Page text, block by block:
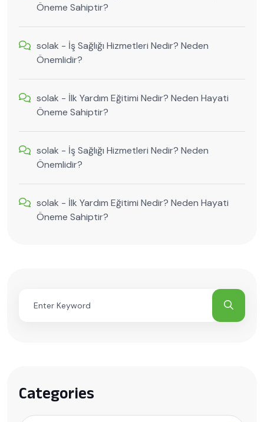
Öneme Sahiptir?
solak - İş Sağlığı Hizmetleri Nedir? Neden
Önemlidir?
solak - İlk Yardım Eğitimi Nedir? Neden Hayati
Öneme Sahiptir?
solak - İş Sağlığı Hizmetleri Nedir? Neden
Önemlidir?
solak - İlk Yardım Eğitimi Nedir? Neden Hayati
Öneme Sahiptir?
Categories